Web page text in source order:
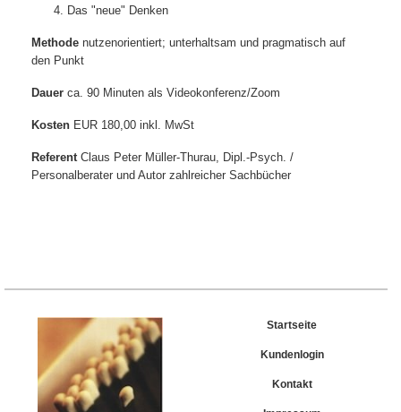
Das "neue" Denken
Methode nutzenorientiert; unterhaltsam und pragmatisch auf
den Punkt
Dauer ca. 90 Minuten als Videokonferenz/Zoom
Kosten EUR 180,00 inkl. MwSt
Referent Claus Peter Müller-Thurau, Dipl.-Psych. /
Personalberater und Autor zahlreicher Sachbücher
Startseite
Kundenlogin
Kontakt